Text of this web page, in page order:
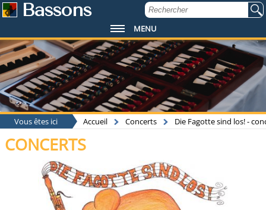
Bassons
MENU
Vous êtes ici Accueil Concerts Die Fagotte sind los! -
CONCERTS